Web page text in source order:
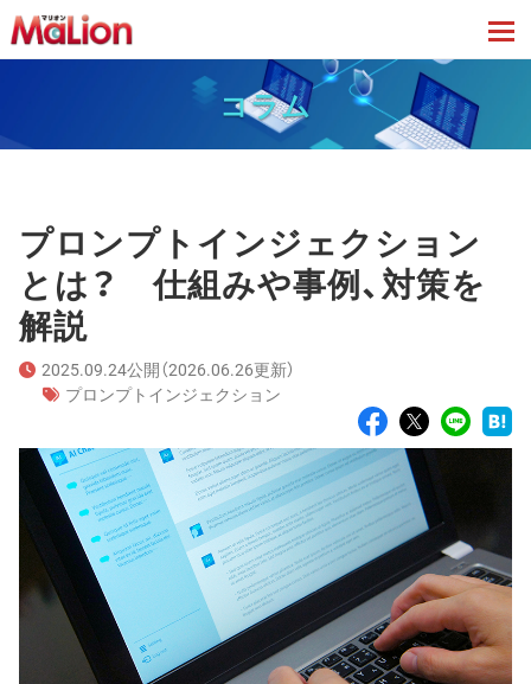
コラム
プロンプトインジェクション
とは？ 仕組みや事例、対策を
解説
2025.09.24公開（2026.06.26更新）
プロンプトインジェクション